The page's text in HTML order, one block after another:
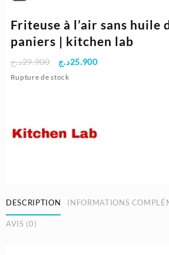
Friteuse à l’air sans huile
paniers | kitchen lab
29.900د.ج
Le
prix
25.900د.ج
Le
Rupture de stock
DESCRIPTION INFORMATIONS
AVIS (0)